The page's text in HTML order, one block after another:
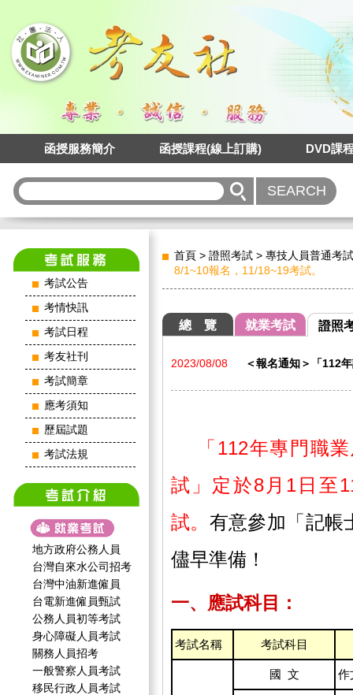
函授服務簡介 函授課程(線上訂購) DVD課
考試公告
考情快訊
考試日程
考友社刊
考試簡章
應考須知
歷屆試題
考試法規
地方政府公務人員
台灣自來水公司招考
台灣中油新進僱員
台電新進僱員甄試
公務人員初等考試
身心障礙人員考試
關務人員招考
一般警察人員考試
移民行政人員考試
首頁 > 證照考試 > 專技人員普通考試
8/1~10報名，11/18~19考試。
總 覽 就業考試 證照
2023/08/08 ＜報名通知＞「112
「112年專門職業
試」定於8月1日至
試。 有意參加「記帳
儘早準備！
一、應試科目：
考試名稱 考試科目
國 文 作